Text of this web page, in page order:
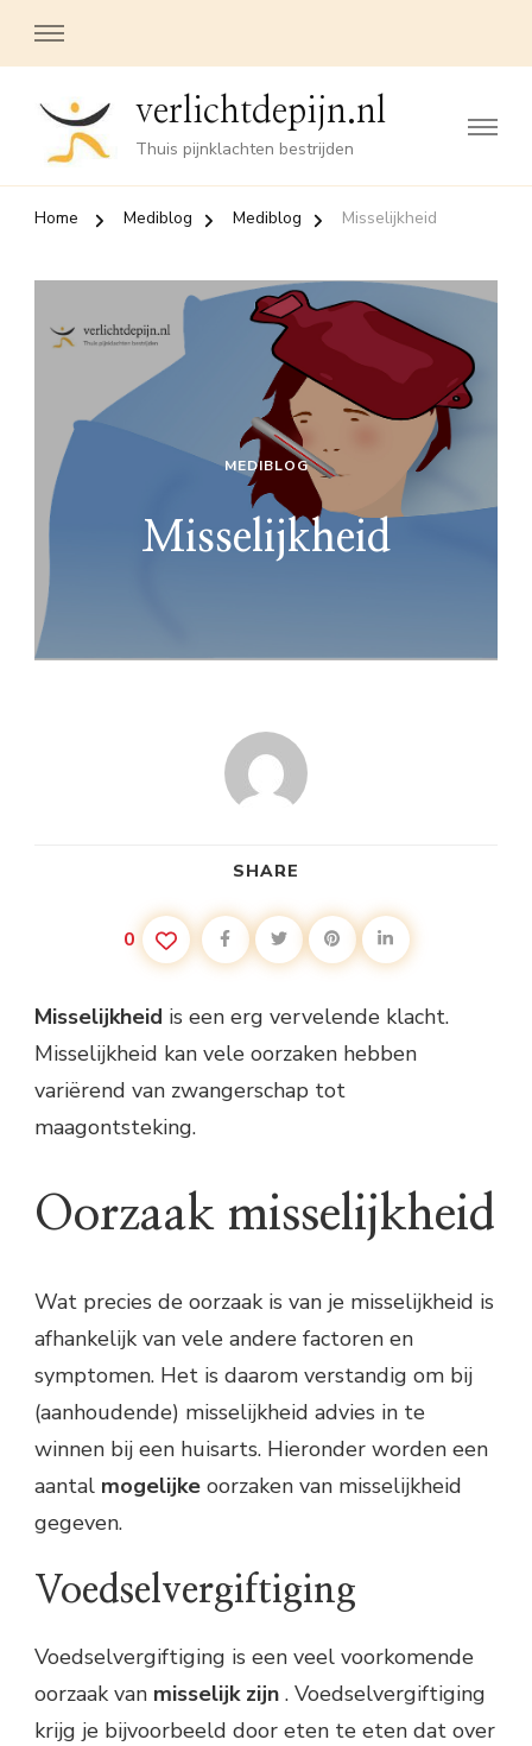
verlichtdepijn.nl
Thuis pijnklachten bestrijden
Home Mediblog Mediblog Misselijkheid
MEDIBLOG
Misselijkheid
SHARE
0
Misselijkheid is een erg vervelende klacht.
Misselijkheid kan vele oorzaken hebben
variërend van zwangerschap tot
maagontsteking.
Oorzaak misselijkheid
Wat precies de oorzaak is van je misselijkheid is
afhankelijk van vele andere factoren en
symptomen. Het is daarom verstandig om bij
(aanhoudende) misselijkheid advies in te
winnen bij een huisarts. Hieronder worden een
aantal mogelijke oorzaken van misselijkheid
gegeven.
Voedselvergiftiging
Voedselvergiftiging is een veel voorkomende
oorzaak van misselijk zijn . Voedselvergiftiging
krijg je bijvoorbeeld door eten te eten dat over